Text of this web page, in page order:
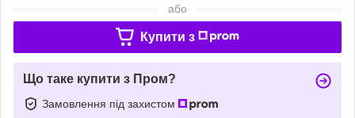
або
Купити з
Що таке купити з Пром?
Замовлення під захистом